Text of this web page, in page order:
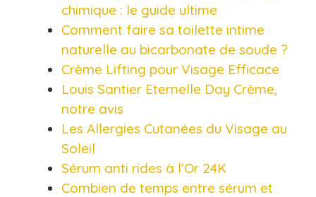
chimique : le guide ultime
Comment faire sa toilette intime
naturelle au bicarbonate de soude ?
Crème Lifting pour Visage Efficace
Louis Santier Eternelle Day Crème,
notre avis
Les Allergies Cutanées du Visage au
Soleil
Sérum anti rides à l’Or 24K
Combien de temps entre sérum et